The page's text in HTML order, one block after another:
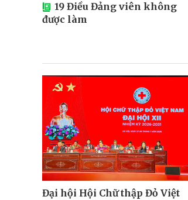
19 Điều Đảng viên không
được làm
Đại hội Hội Chữ thập Đỏ Việt